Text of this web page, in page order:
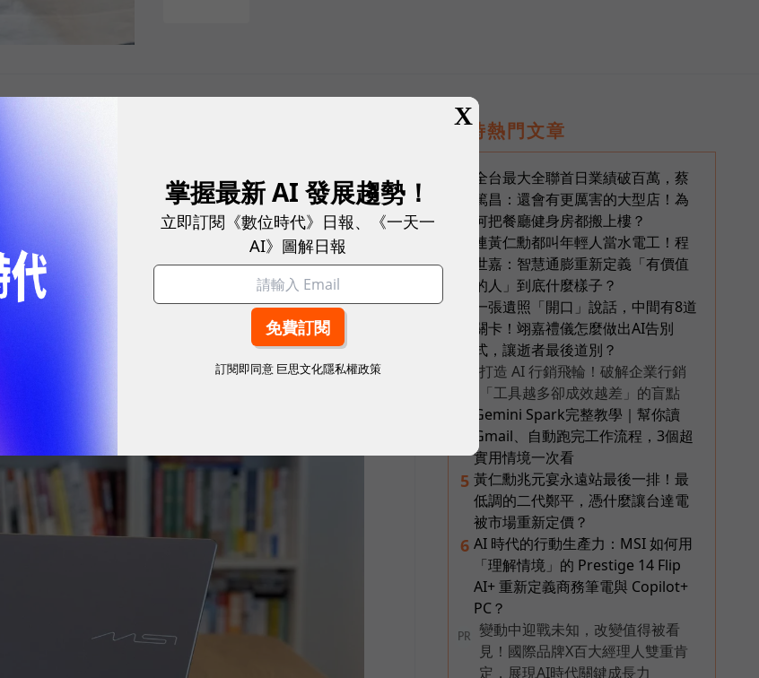
，從會議記錄、文件撰寫、資料搜尋、內容
考：「我懂得善用 AI 嗎？我的硬體跟得上生
已從單純搭載最新處理器，擴展到如何將 AI
。微星科技（MSI）最新推出的 Prestige 14
造的解方。它結合了微軟 Copilot+ PC 架
畫質 OLED 顯示器與全天候續航力，讓 AI
即時熱門文章
全台最大全聯首日業績破百萬，蔡
篤昌：還會有更厲害的大型店！為
何把餐廳健身房都搬上樓？
連黃仁勳都叫年輕人當水電工！程
世嘉：智慧通膨重新定義「有價值
的人」到底什麼樣子？
一張遺照「開口」說話，中間有8道
關卡！翊嘉禮儀怎麼做出AI告別
式，讓逝者最後道別？
打造 AI 行銷飛輪！破解企業行銷
「工具越多卻成效越差」的盲點
Gemini Spark完整教學｜幫你讀
Gmail、自動跑完工作流程，3個超
實用情境一次看
5 黃仁勳兆元宴永遠站最後一排！最
低調的二代鄭平，憑什麼讓台達電
被市場重新定價？
6 AI 時代的行動生產力：MSI 如何用
「理解情境」的 Prestige 14 Flip
AI+ 重新定義商務筆電與 Copilot+
PC？
PR
變動中迎戰未知，改變值得被看
見！國際品牌X百大經理人雙重肯
定，展現AI時代關鍵成長力
X
掌握最新 AI 發展趨勢！
立即訂閱《數位時代》日報、《一天一
AI》圖解日報
訂閱即同意 巨思文化隱私權政策